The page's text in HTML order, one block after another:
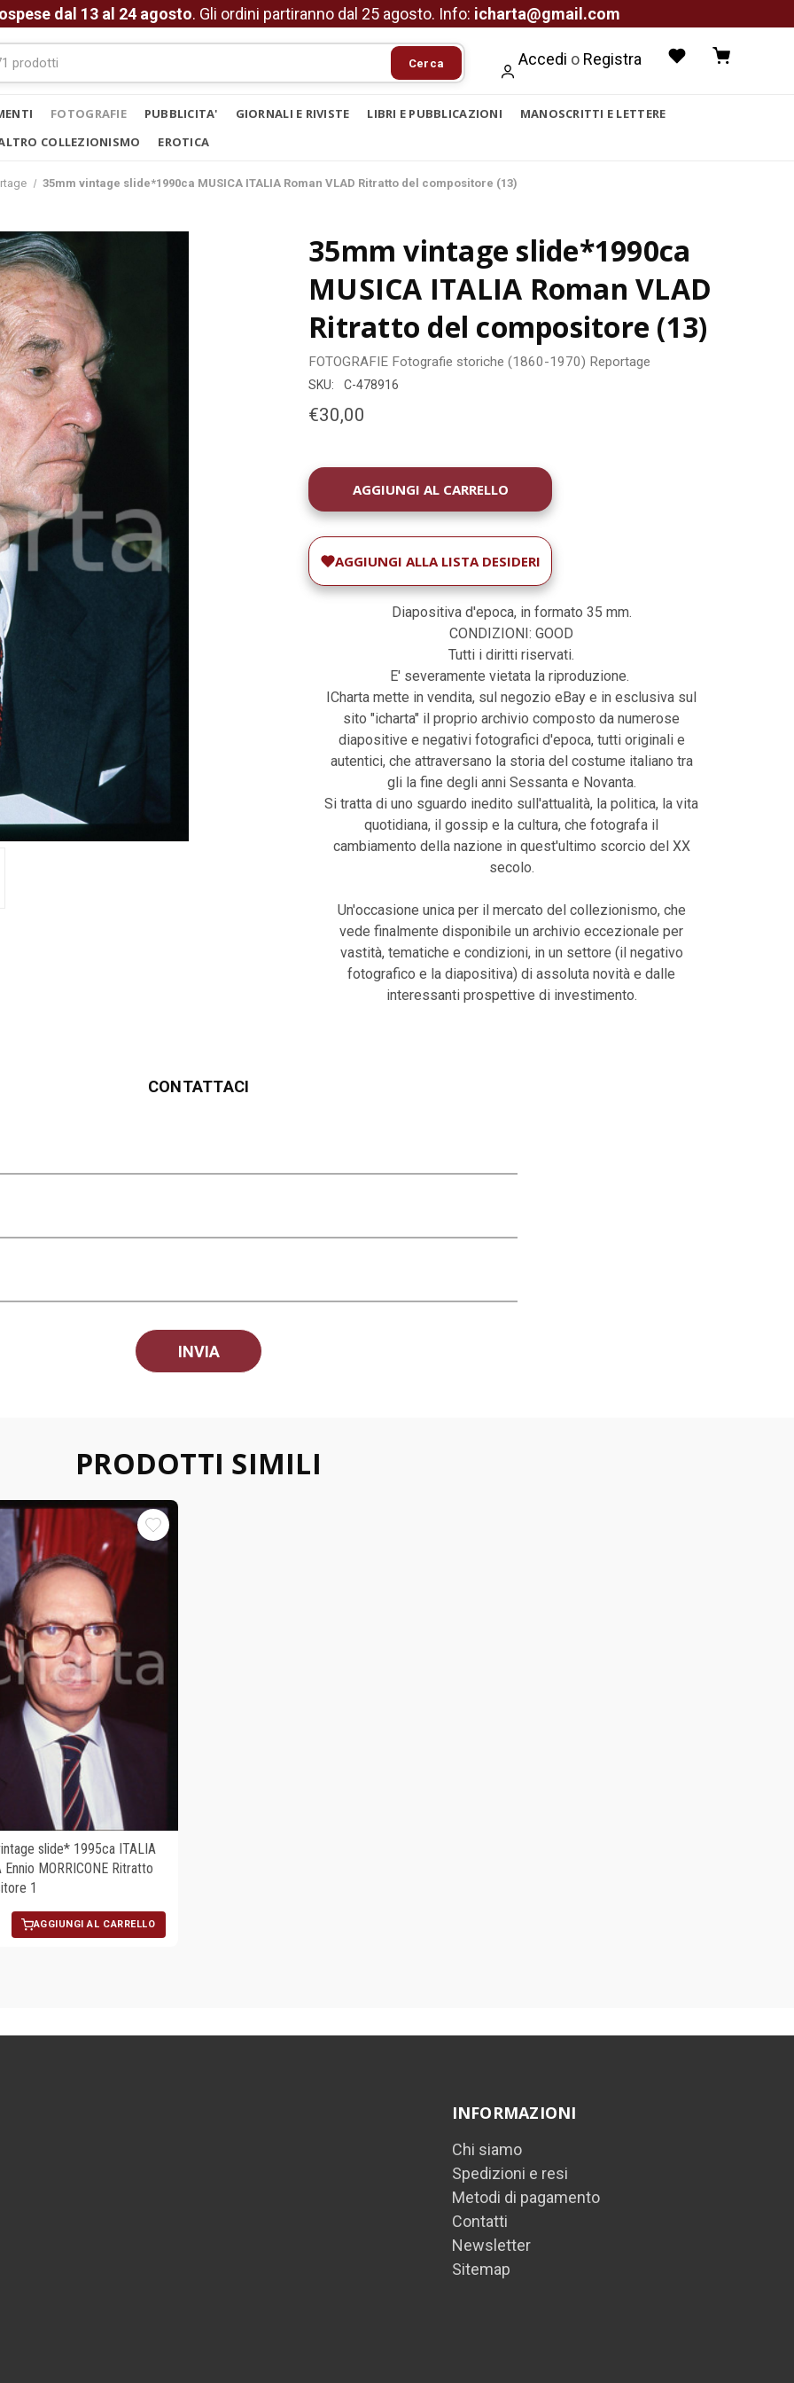
dal 13 al 24 agosto. Gli ordini partiranno dal 25 agosto. Info: icharta@gmail.com
Cerca Accedi o Registra
FOTOGRAFIE PUBBLICITA' GIORNALI E RIVISTE LIBRI E PUBBLICAZIONI
MANOSCRITTI E LETTERE
COLLEZIONISMO
EROTICA
35mm vintage slide*1990ca MUSICA ITALIA Roman VLAD Ritratto del compositore (13)
35mm vintage slide*1990ca
MUSICA ITALIA Roman VLAD
Ritratto del compositore (13)
FOTOGRAFIE Fotografie storiche (1860-1970) Reportage
SKU: C-478916
€30,00
DISPONIBILITÀ
ATTUALE:
AGGIUNGI ALLA LISTA DESIDERI
Diapositiva d'epoca, in formato 35 mm.
CONDIZIONI: GOOD
Tutti i diritti riservati.
E' severamente vietata la riproduzione.
ICharta mette in vendita, sul negozio eBay e in esclusiva sul
sito "icharta" il proprio archivio composto da numerose
diapositive e negativi fotografici d'epoca, tutti originali e
autentici, che attraversano la storia del costume italiano tra
gli la fine degli anni Sessanta e Novanta.
Si tratta di uno sguardo inedito sull'attualità, la politica, la vita
quotidiana, il gossip e la cultura, che fotografa il
cambiamento della nazione in quest'ultimo scorcio del XX
secolo.
Un'occasione unica per il mercato del collezionismo, che
vede finalmente disponibile un archivio eccezionale per
vastità, tematiche e condizioni, in un settore (il negativo
fotografico e la diapositiva) di assoluta novità e dalle
interessanti prospettive di investimento.
CONTATTACI
PRODOTTI SIMILI
slide* 1995ca ITALIA
Ennio MORRICONE Ritratto
1
AGGIUNGI AL CARRELLO
INFORMAZIONI
Chi siamo
Spedizioni e resi
Metodi di pagamento
Contatti
Newsletter
Sitemap